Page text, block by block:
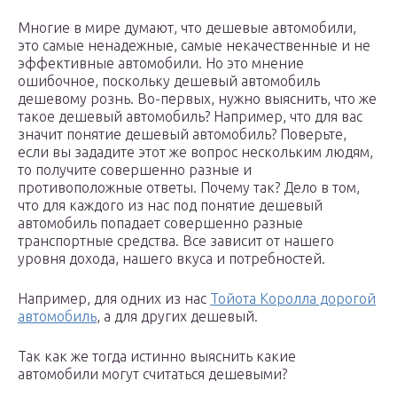
Многие в мире думают, что дешевые автомобили,
это самые ненадежные, самые некачественные и не
эффективные автомобили. Но это мнение
ошибочное, поскольку дешевый автомобиль
дешевому рознь. Во-первых, нужно выяснить, что же
такое дешевый автомобиль? Например, что для вас
значит понятие дешевый автомобиль? Поверьте,
если вы зададите этот же вопрос нескольким людям,
то получите совершенно разные и
противоположные ответы. Почему так? Дело в том,
что для каждого из нас под понятие дешевый
автомобиль попадает совершенно разные
транспортные средства. Все зависит от нашего
уровня дохода, нашего вкуса и потребностей.
Например, для одних из нас Тойота Королла дорогой
автомобиль, а для других дешевый.
Так как же тогда истинно выяснить какие
автомобили могут считаться дешевыми?